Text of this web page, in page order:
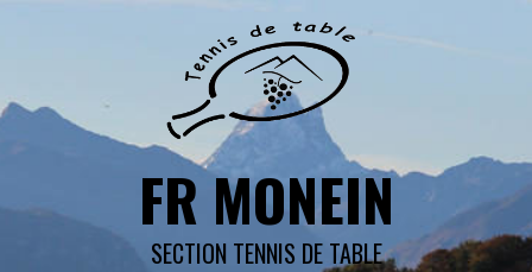
FR MONEIN
SECTION TENNIS DE TABLE